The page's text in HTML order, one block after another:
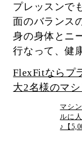
プレッスンで
面のバランス
身の身体とニ
行なって、健
FlexFitならプ
大2名様のマ
マシ
ルに
♪【